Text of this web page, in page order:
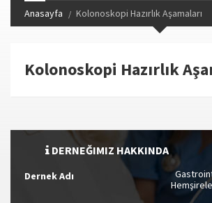
Anasayfa Kolonoskopi Hazırlık Aşamaları
Kolonoskopi Hazırlık
DERNEĞIMIZ HAKKINDA
Dernek Adı